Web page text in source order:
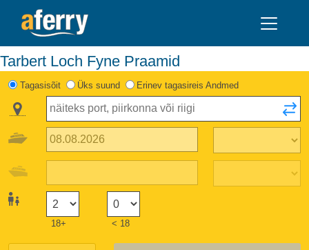
Tarbert Loch Fyne Praamid
Tagasisõit Üks suund Erinev tagasireis Andmed
18+ < 18